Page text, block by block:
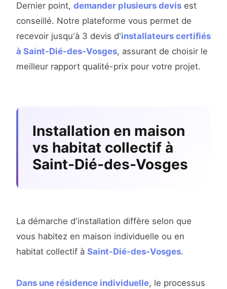
Dernier point, demander plusieurs devis est
conseillé. Notre plateforme vous permet de
recevoir jusqu'à 3 devis d'installateurs certifiés
à Saint-Dié-des-Vosges, assurant de choisir le
meilleur rapport qualité-prix pour votre projet.
Installation en maison
vs habitat collectif à
Saint-Dié-des-Vosges
La démarche d'installation diffère selon que
vous habitez en maison individuelle ou en
habitat collectif à Saint-Dié-des-Vosges.
Dans une résidence individuelle, le processus